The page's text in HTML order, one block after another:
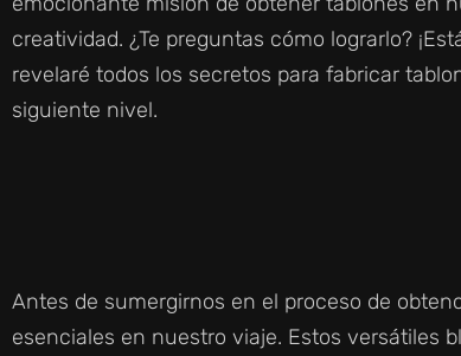
creatividad. ¿Te preguntas cómo lograrlo?
revelaré todos los secretos para fabricar
siguiente nivel.
Antes de sumergirnos en el proceso de
esenciales en nuestro viaje. Estos versátiles